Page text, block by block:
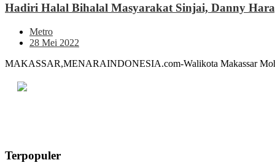
Hadiri Halal Bihalal Masyarakat Sinjai, Danny
Metro
28 Mei 2022
MAKASSAR,MENARAINDONESIA.com-Walikota Makassar
Terpopuler